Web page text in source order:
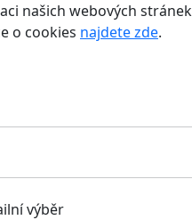
našich webových stránek
o cookies najdete zde.
výběr